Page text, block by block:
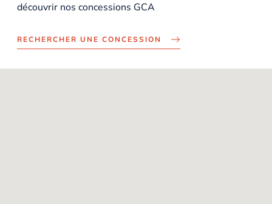
découvrir nos concessions GCA
RECHERCHER UNE CONCESSION